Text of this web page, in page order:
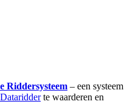
Riddersysteem – een systeem
te waarderen en